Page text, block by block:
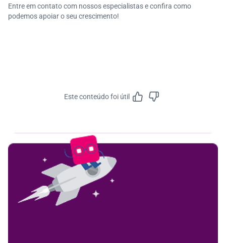
Entre em contato com nossos especialistas e confira como
podemos apoiar o seu crescimento!
Este conteúdo foi útil